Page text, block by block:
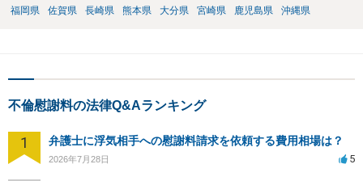
福岡県
佐賀県 長崎県 熊本県 大分県 宮崎県 鹿児島県 沖縄県
不倫慰謝料の法律Q&Aランキング
1 弁護士に浮気相手への慰謝料請求を依頼する費用相場は？
2026年7月28日 5